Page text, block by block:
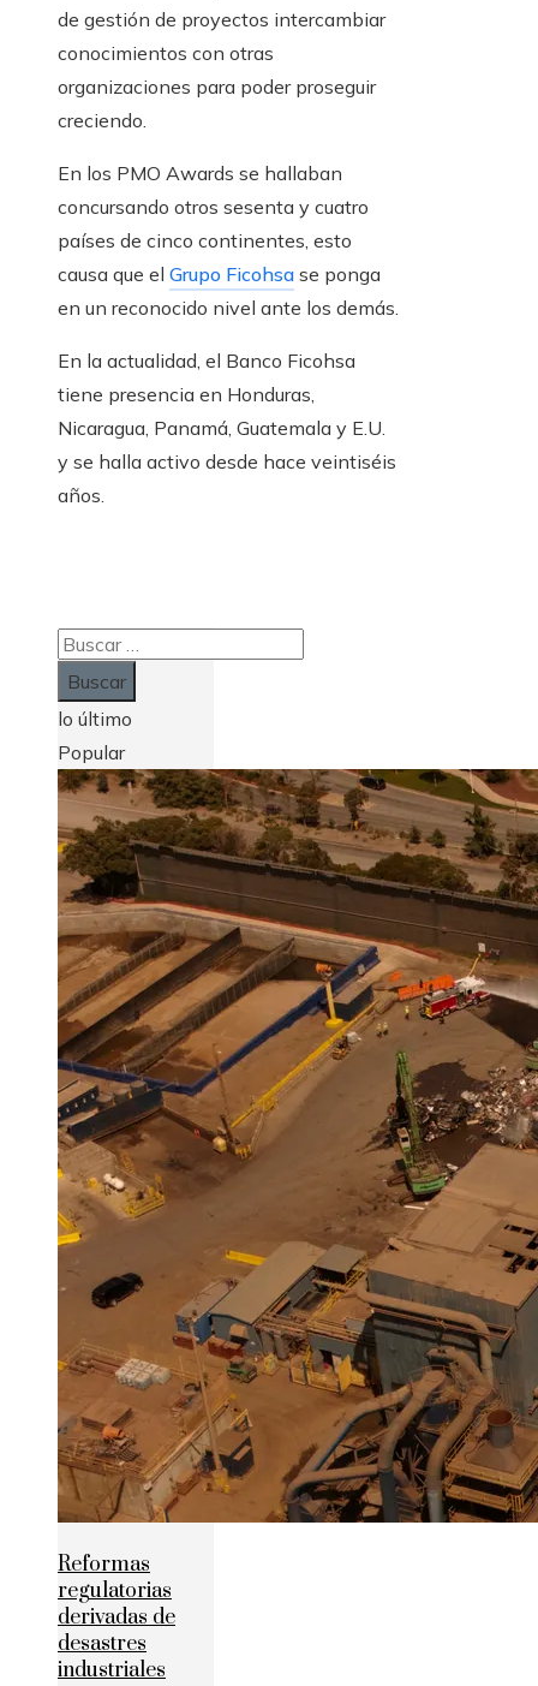
de gestión de proyectos intercambiar
conocimientos con otras
organizaciones para poder proseguir
creciendo.
En los PMO Awards se hallaban
concursando otros sesenta y cuatro
países de cinco continentes, esto
causa que el Grupo Ficohsa se ponga
en un reconocido nivel ante los demás.
En la actualidad, el Banco Ficohsa
tiene presencia en Honduras,
Nicaragua, Panamá, Guatemala y E.U.
y se halla activo desde hace veintiséis
años.
Buscar:
lo último
Popular
Reformas
regulatorias
derivadas de
desastres
industriales